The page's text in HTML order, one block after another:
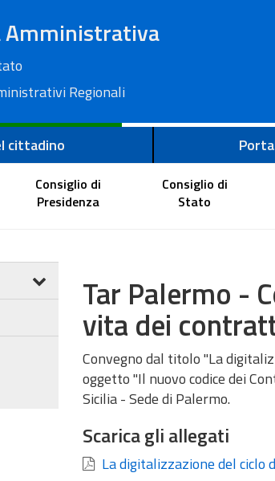
Amministrativa
Regionali
cittadino
Consiglio di
Presidenza
Consiglio di
Stato
Tar Palermo -
vita dei
Convegno dal titolo "La
oggetto "Il nuovo codice dei
Sicilia - Sede di Palermo.
Scarica gli allegati
La digitalizzazione del ciclo